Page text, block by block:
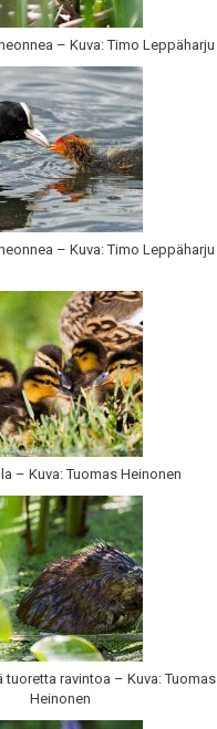
– Kuva: Timo Leppäharju
– Kuva: Timo Leppäharju
– Kuva: Tuomas Heinonen
tuoretta ravintoa – Kuva: Tuomas
Heinonen